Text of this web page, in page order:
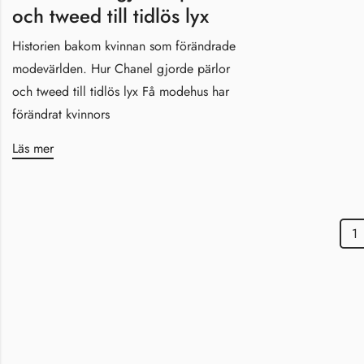
och tweed till tidlös lyx
Historien bakom kvinnan som förändrade
modevärlden. Hur Chanel gjorde pärlor
och tweed till tidlös lyx Få modehus har
förändrat kvinnors
Läs mer
1